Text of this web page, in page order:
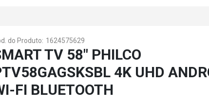
do Produto: 1624575629
TV 58" PHILCO
4K UHD
FI BLUETOOTH